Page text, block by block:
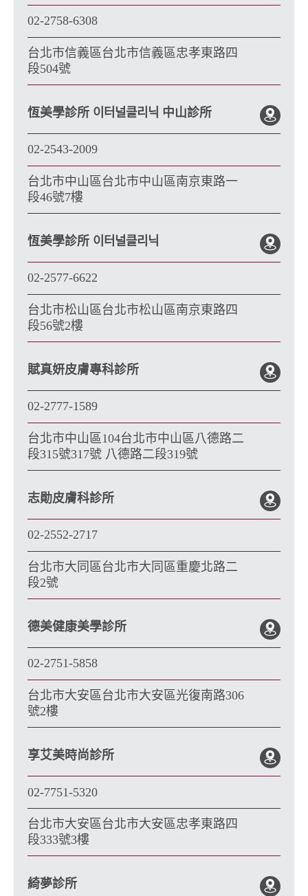
02-2758-6308
台北市信義區台北市信義區忠孝東路四
段504號
恆美學診所 이터널클리닉 中山診所
02-2543-2009
台北市中山區台北市中山區南京東路一
段46號7樓
恆美學診所 이터널클리닉
02-2577-6622
台北市松山區台北市松山區南京東路四
段56號2樓
賦真妍皮膚專科診所
02-2777-1589
台北市中山區104台北市中山區八德路二
段315號317號 八德路二段319號
志勛皮膚科診所
02-2552-2717
台北市大同區台北市大同區重慶北路二
段2號
德美健康美學診所
02-2751-5858
台北市大安區台北市大安區光復南路306
號2樓
享艾美時尚診所
02-7751-5320
台北市大安區台北市大安區忠孝東路四
段333號3樓
綺夢診所